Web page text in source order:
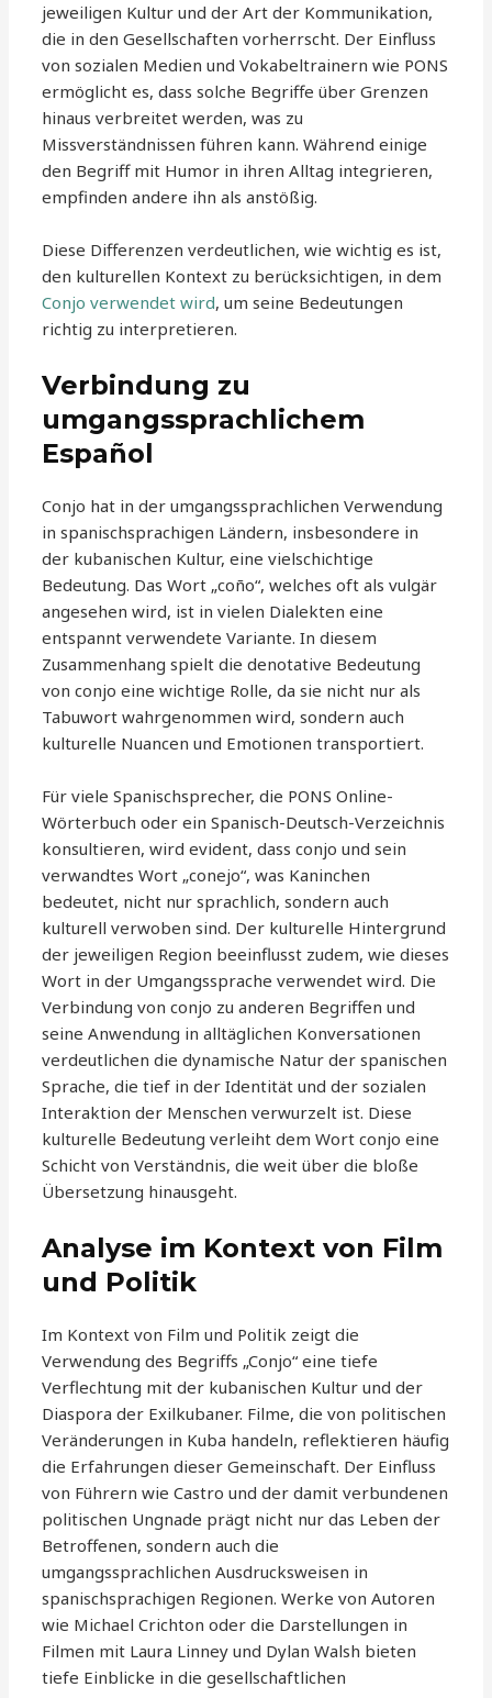
jeweiligen Kultur und der Art der Kommunikation,
die in den Gesellschaften vorherrscht. Der Einfluss
von sozialen Medien und Vokabeltrainern wie PONS
ermöglicht es, dass solche Begriffe über Grenzen
hinaus verbreitet werden, was zu
Missverständnissen führen kann. Während einige
den Begriff mit Humor in ihren Alltag integrieren,
empfinden andere ihn als anstößig.
Diese Differenzen verdeutlichen, wie wichtig es ist,
den kulturellen Kontext zu berücksichtigen, in dem
Conjo verwendet wird, um seine Bedeutungen
richtig zu interpretieren.
Verbindung zu
umgangssprachlichem
Español
Conjo hat in der umgangssprachlichen Verwendung
in spanischsprachigen Ländern, insbesondere in
der kubanischen Kultur, eine vielschichtige
Bedeutung. Das Wort „coño“, welches oft als vulgär
angesehen wird, ist in vielen Dialekten eine
entspannt verwendete Variante. In diesem
Zusammenhang spielt die denotative Bedeutung
von conjo eine wichtige Rolle, da sie nicht nur als
Tabuwort wahrgenommen wird, sondern auch
kulturelle Nuancen und Emotionen transportiert.
Für viele Spanischsprecher, die PONS Online-
Wörterbuch oder ein Spanisch-Deutsch-Verzeichnis
konsultieren, wird evident, dass conjo und sein
verwandtes Wort „conejo“, was Kaninchen
bedeutet, nicht nur sprachlich, sondern auch
kulturell verwoben sind. Der kulturelle Hintergrund
der jeweiligen Region beeinflusst zudem, wie dieses
Wort in der Umgangssprache verwendet wird. Die
Verbindung von conjo zu anderen Begriffen und
seine Anwendung in alltäglichen Konversationen
verdeutlichen die dynamische Natur der spanischen
Sprache, die tief in der Identität und der sozialen
Interaktion der Menschen verwurzelt ist. Diese
kulturelle Bedeutung verleiht dem Wort conjo eine
Schicht von Verständnis, die weit über die bloße
Übersetzung hinausgeht.
Analyse im Kontext von Film
und Politik
Im Kontext von Film und Politik zeigt die
Verwendung des Begriffs „Conjo“ eine tiefe
Verflechtung mit der kubanischen Kultur und der
Diaspora der Exilkubaner. Filme, die von politischen
Veränderungen in Kuba handeln, reflektieren häufig
die Erfahrungen dieser Gemeinschaft. Der Einfluss
von Führern wie Castro und der damit verbundenen
politischen Ungnade prägt nicht nur das Leben der
Betroffenen, sondern auch die
umgangssprachlichen Ausdrucksweisen in
spanischsprachigen Regionen. Werke von Autoren
wie Michael Crichton oder die Darstellungen in
Filmen mit Laura Linney und Dylan Walsh bieten
tiefe Einblicke in die gesellschaftlichen